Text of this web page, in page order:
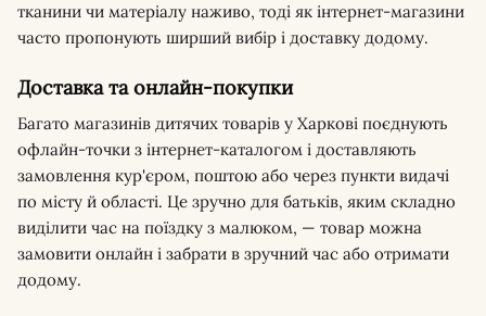
тканини чи матеріалу наживо, тоді як інтернет-магазини
часто пропонують ширший вибір і доставку додому.
Доставка та онлайн-покупки
Багато магазинів дитячих товарів у Харкові поєднують
офлайн-точки з інтернет-каталогом і доставляють
замовлення кур'єром, поштою або через пункти видачі
по місту й області. Це зручно для батьків, яким складно
виділити час на поїздку з малюком, — товар можна
замовити онлайн і забрати в зручний час або отримати
додому.